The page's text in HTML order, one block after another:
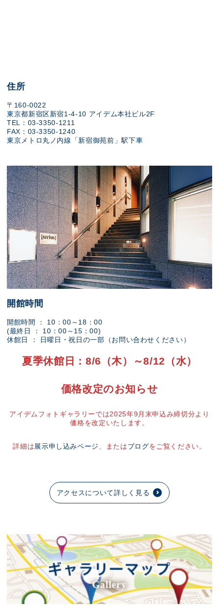
住所
〒160-0022
東京都新宿区新宿1-4-10 アイデム本社ビル2F
TEL：03-3350-1211
FAX：03-3350-1240
東京メトロ丸ノ内線「新宿御苑前」駅下車
開館時間
開館時間 ： 10：00～18：00
(最終日 ： 10：00～15：00)
休館日 ： 日曜日・祝日の一部（お問い合わせください）
夏季休館日：8/6（木）～8/12（水）
価格改定のお知らせ
アイデムフォトギャラリーでは2025年9月末申込み締切分より
価格を改定いたします。
詳細は展示申し込みページ 、またはブログをご覧ください。
アクセスについて詳しく見る